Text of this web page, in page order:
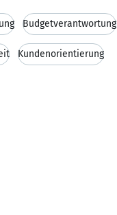
Budgetverantwortung
Kundenorientierung